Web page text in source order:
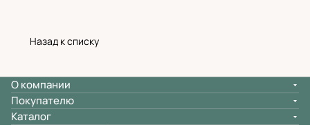
Назад к списку
О компании
Покупателю
Каталог